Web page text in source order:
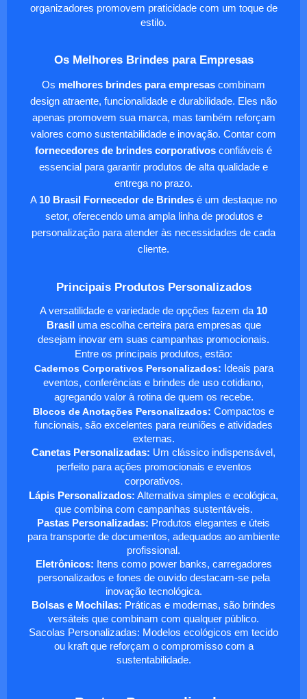
organizadores promovem praticidade com um toque de
estilo.
Os Melhores Brindes para Empresas
Os melhores brindes para empresas combinam
design atraente, funcionalidade e durabilidade. Eles não
apenas promovem sua marca, mas também reforçam
valores como sustentabilidade e inovação. Contar com
fornecedores de brindes corporativos confiáveis é
essencial para garantir produtos de alta qualidade e
entrega no prazo.
A 10 Brasil Fornecedor de Brindes é um destaque no
setor, oferecendo uma ampla linha de produtos e
personalização para atender às necessidades de cada
cliente.
Principais Produtos Personalizados
A versatilidade e variedade de opções fazem da 10
Brasil uma escolha certeira para empresas que
desejam inovar em suas campanhas promocionais.
Entre os principais produtos, estão:
Cadernos Corporativos Personalizados: Ideais para
eventos, conferências e brindes de uso cotidiano,
agregando valor à rotina de quem os recebe.
Blocos de Anotações Personalizados: Compactos e
funcionais, são excelentes para reuniões e atividades
externas.
Canetas Personalizadas: Um clássico indispensável,
perfeito para ações promocionais e eventos
corporativos.
Lápis Personalizados: Alternativa simples e ecológica,
que combina com campanhas sustentáveis.
Pastas Personalizadas: Produtos elegantes e úteis
para transporte de documentos, adequados ao ambiente
profissional.
Eletrônicos: Itens como power banks, carregadores
personalizados e fones de ouvido destacam-se pela
inovação tecnológica.
Bolsas e Mochilas: Práticas e modernas, são brindes
versáteis que combinam com qualquer público.
Sacolas Personalizadas: Modelos ecológicos em tecido
ou kraft que reforçam o compromisso com a
sustentabilidade.